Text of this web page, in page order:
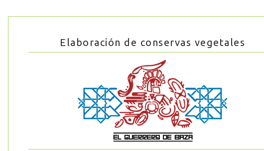
Elaboración de conservas vegetales